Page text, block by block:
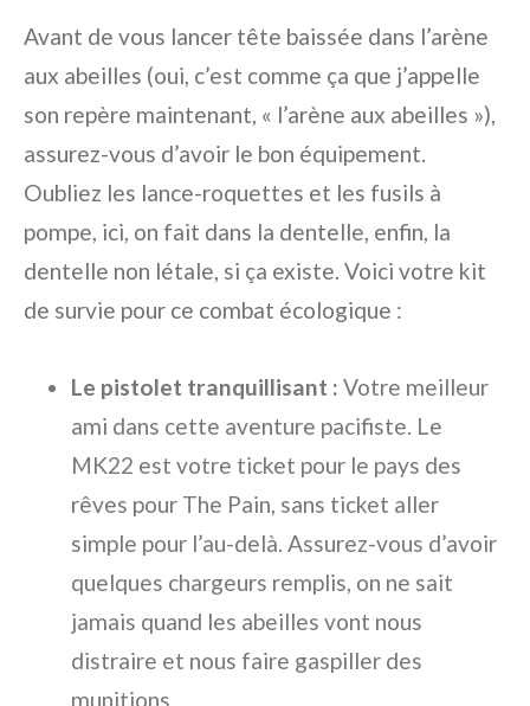
Avant de vous lancer tête baissée dans l’arène
aux abeilles (oui, c’est comme ça que j’appelle
son repère maintenant, « l’arène aux abeilles »),
assurez-vous d’avoir le bon équipement.
Oubliez les lance-roquettes et les fusils à
pompe, ici, on fait dans la dentelle, enfin, la
dentelle non létale, si ça existe. Voici votre kit
de survie pour ce combat écologique :
Le pistolet tranquillisant : Votre meilleur
ami dans cette aventure pacifiste. Le
MK22 est votre ticket pour le pays des
rêves pour The Pain, sans ticket aller
simple pour l’au-delà. Assurez-vous d’avoir
quelques chargeurs remplis, on ne sait
jamais quand les abeilles vont nous
distraire et nous faire gaspiller des
munitions.